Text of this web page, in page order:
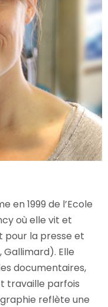
en 1999 de l’Ecole
où elle vit et
pour la presse et
Gallimard). Elle
documentaires,
travaille parfois
reflète une